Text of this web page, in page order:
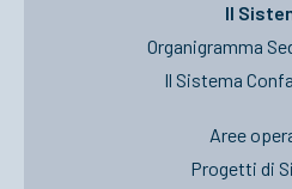
Il
Organigramma
Il Sistema
Aree
Progetti di